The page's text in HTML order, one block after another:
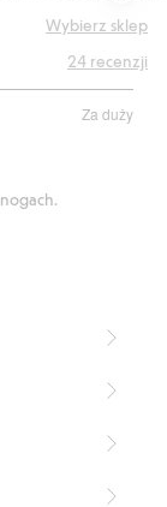
Wybierz sklep
Za duży
24 recenzji